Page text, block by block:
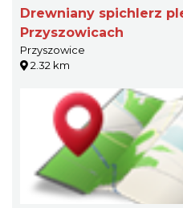
Drewniany spichlerz
Przyszowicach
Przyszowice
2.32 km